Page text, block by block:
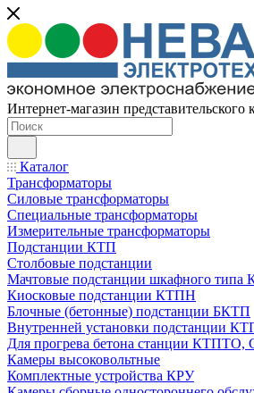
Интернет-магазин представительского
Каталог
Трансформаторы
Силовые трансформаторы
Специальные трансформаторы
Измерительные трансформаторы
Подстанции КТП
Столбовые подстанции
Мачтовые подстанции шкафного
Киосковые подстанции КТПН
Блочные (бетонные) подстанции БКТП
Внутренней установки подстанции
Для прогрева бетона станции КТПТО,
Камеры высоковольтные
Комплектные устройства КРУ